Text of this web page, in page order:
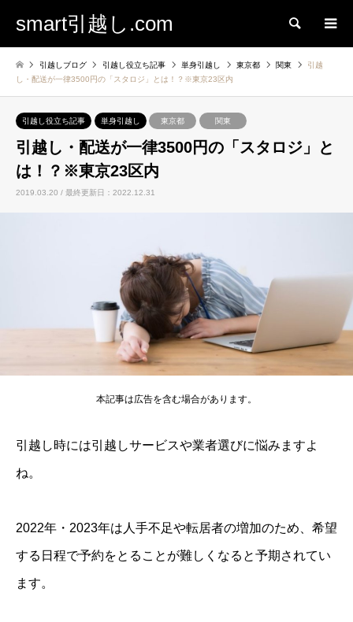
smart引越し.com 検索
引越しブログ 引越し役立ち記事 単身引越し 東京都 関東
引越
し・配送が一律3500円の「スタロジ」とは！？※東京23区内
引越し役立ち記事 単身引越し 東京都 関東
引越し・配送が一律3500円の「スタロジ」と
は！？※東京23区内
2019.03.20 / 最終更新日：2022.12.31
本記事は広告を含む場合があります。
引越し時には引越しサービスや業者選びに悩みますよ
ね。
2022年・2023年は人手不足や転居者の増加のため、希望
する日程で予約をとることが難しくなると予期されてい
ます。